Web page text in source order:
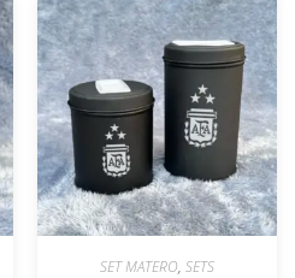
SET MATERO, SETS